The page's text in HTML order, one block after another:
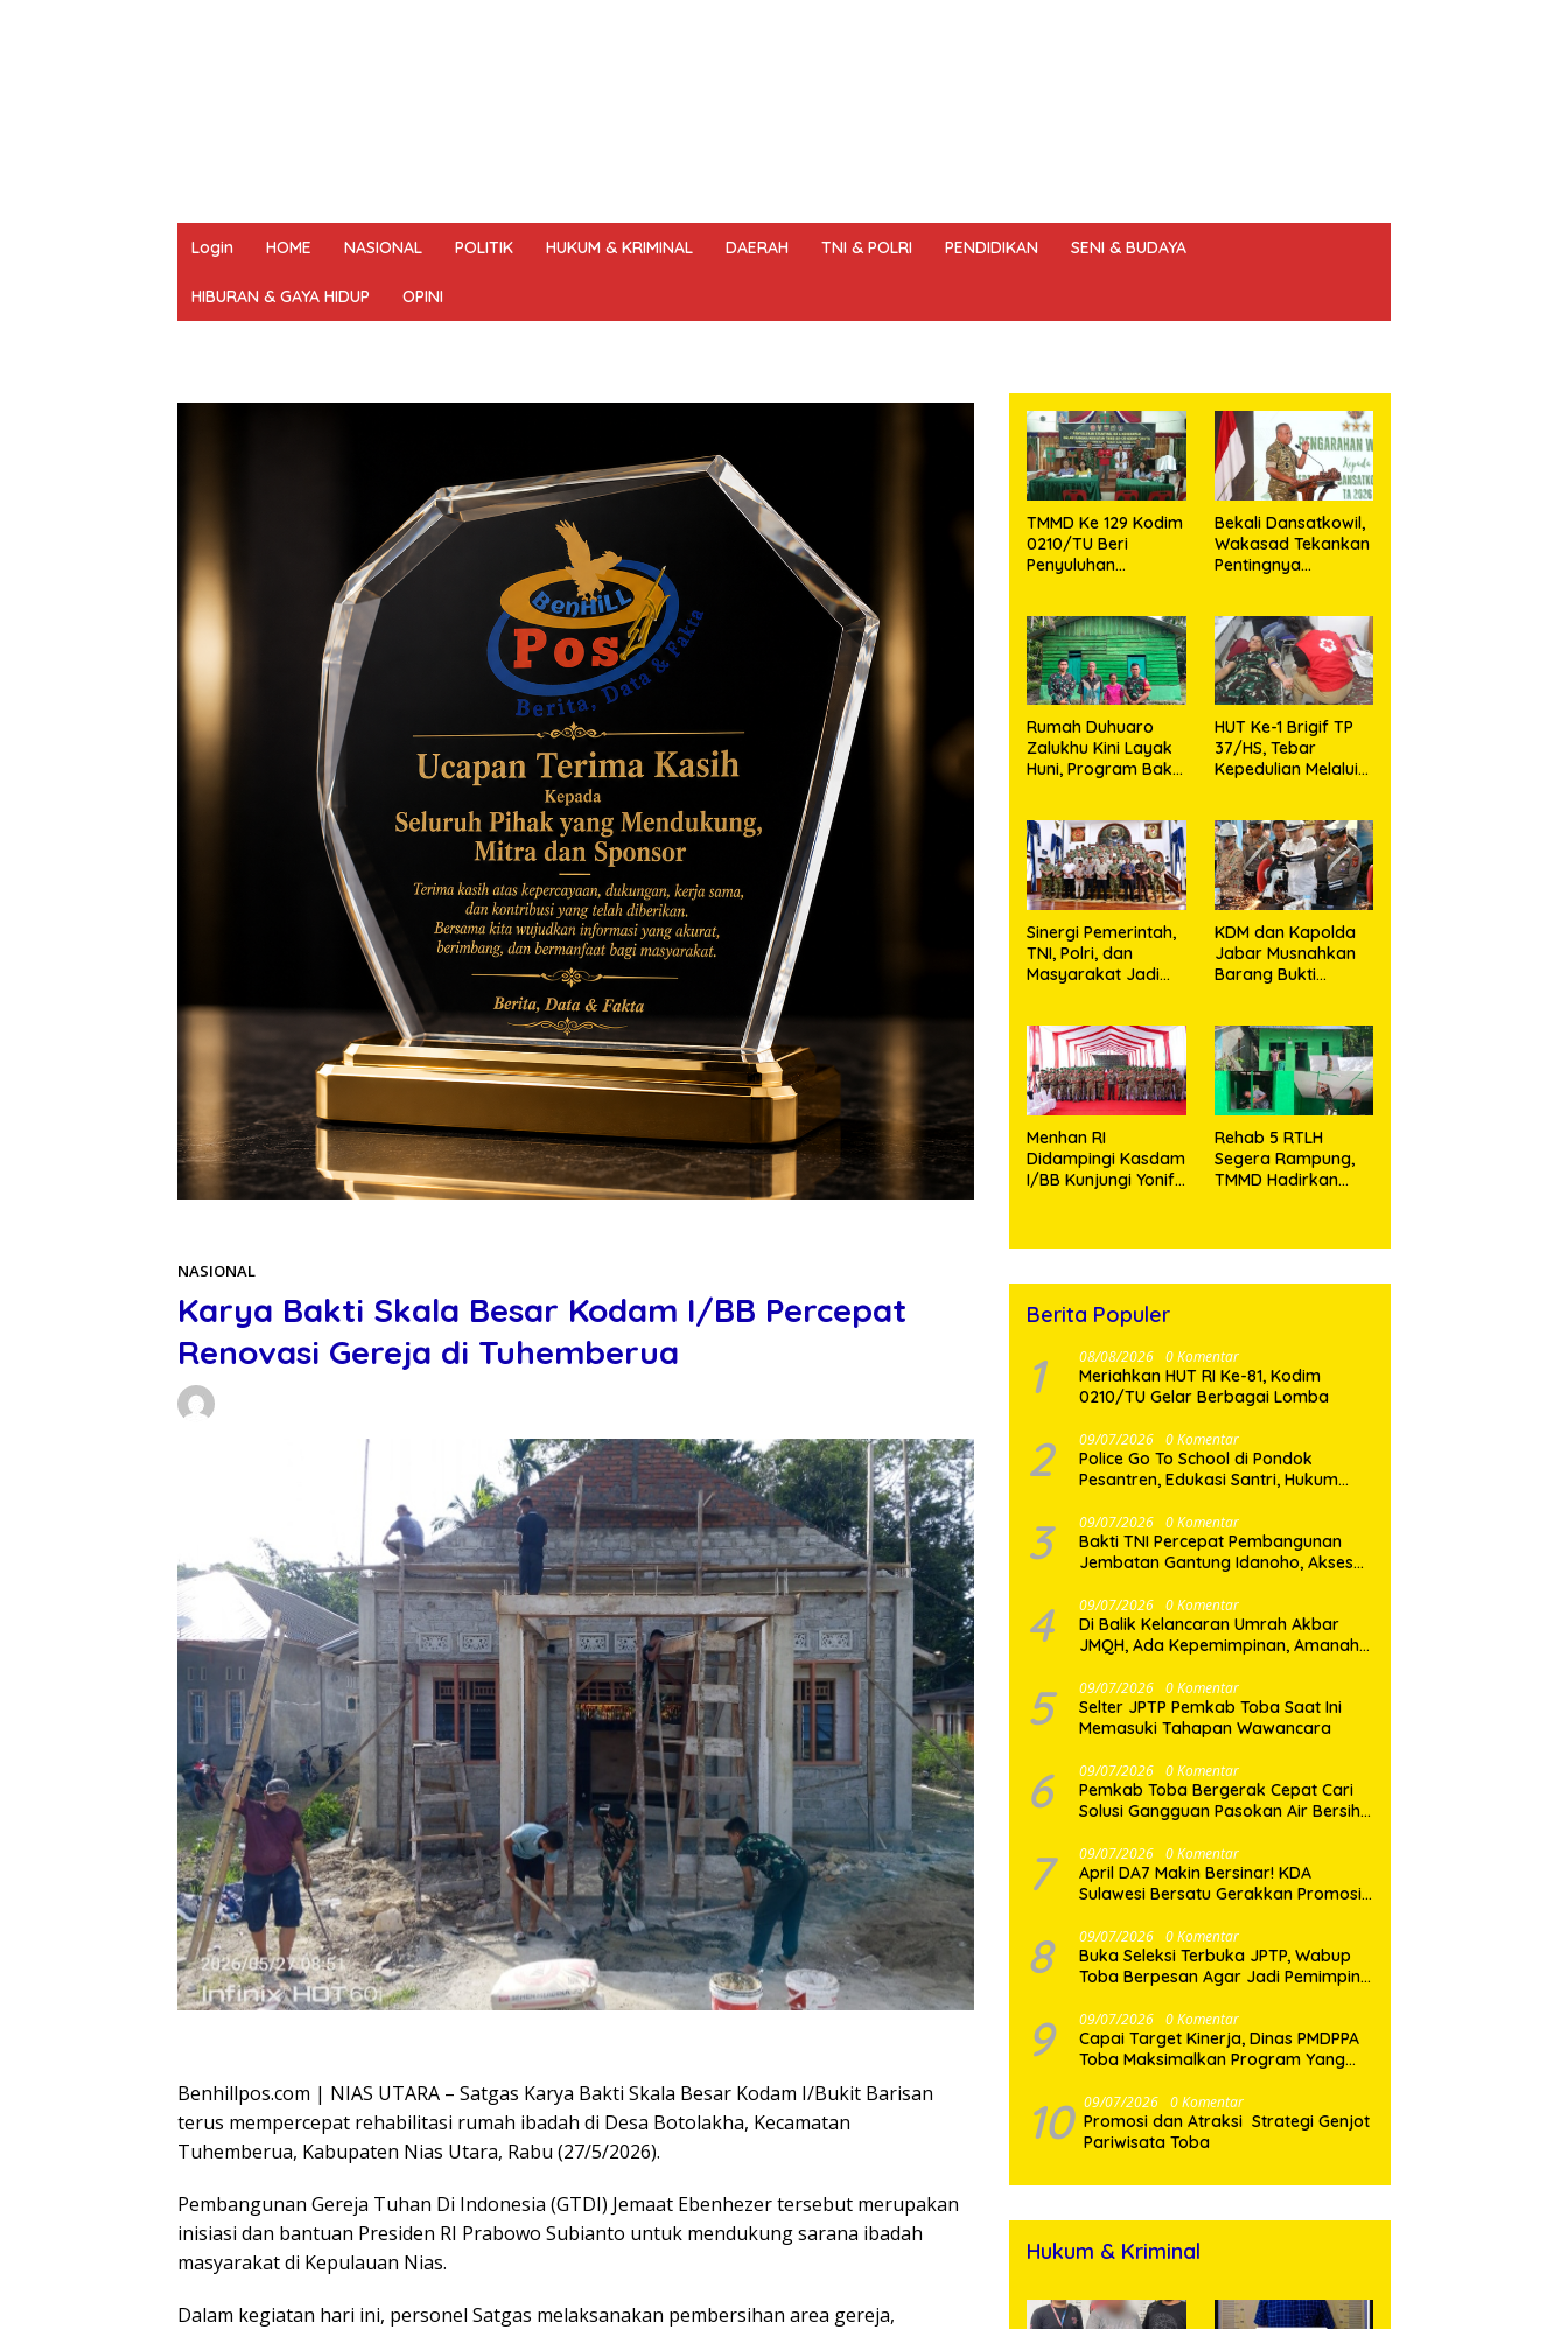
Login HOME NASIONAL POLITIK HUKUM & KRIMINAL DAERAH TNI & POLRI PENDIDIKAN SENI & BUDAYA
HIBURAN & GAYA HIDUP OPINI
NASIONAL
Karya Bakti Skala Besar Kodam I/BB Percepat
Renovasi Gereja di Tuhemberua
Benhillpos.com | NIAS UTARA – Satgas Karya Bakti Skala Besar Kodam I/Bukit Barisan
terus mempercepat rehabilitasi rumah ibadah di Desa Botolakha, Kecamatan
Tuhemberua, Kabupaten Nias Utara, Rabu (27/5/2026).
Pembangunan Gereja Tuhan Di Indonesia (GTDI) Jemaat Ebenhezer tersebut merupakan
inisiasi dan bantuan Presiden RI Prabowo Subianto untuk mendukung sarana ibadah
masyarakat di Kepulauan Nias.
Dalam kegiatan hari ini, personel Satgas melaksanakan pembersihan area gereja,
TMMD Ke 129 Kodim
0210/TU Beri
Penyuluhan
Stunting di Desa
Sijarango
Bekali Dansatkowil,
Wakasad Tekankan
Pentingnya
Rumah Duhuaro
Zalukhu Kini Layak
Huni, Program Bakti
Nias Utara
HUT Ke-1 Brigif TP
37/HS, Tebar
Kepedulian Melalui
Harapan Hidup Bagi
Yang
Membutuhkan
Sinergi Pemerintah,
TNI, Polri, dan
Masyarakat Jadi
Kondusif
KDM dan Kapolda
Jabar Musnahkan
Barang Bukti
Brong dan
Tramadol
Menhan RI
Didampingi Kasdam
I/BB Kunjungi Yonif
Rehab 5 RTLH
Segera Rampung,
TMMD Hadirkan
Berita Populer
1 08/08/2026 0 Komentar
Meriahkan HUT RI Ke-81, Kodim
0210/TU Gelar Berbagai Lomba
2 09/07/2026 0 Komentar
Police Go To School di Pondok
Pesantren, Edukasi Santri, Hukum
Muda
3 09/07/2026 0 Komentar
Bakti TNI Percepat Pembangunan
Jembatan Gantung Idanoho, Akses
Pulih
4 09/07/2026 0 Komentar
Di Balik Kelancaran Umrah Akbar
JMQH, Ada Kepemimpinan, Amanah,
5 09/07/2026 0 Komentar
Selter JPTP Pemkab Toba Saat Ini
Memasuki Tahapan Wawancara
6 09/07/2026 0 Komentar
Pemkab Toba Bergerak Cepat Cari
Solusi Gangguan Pasokan Air Bersih
7 09/07/2026 0 Komentar
April DA7 Makin Bersinar! KDA
Sulawesi Bersatu Gerakkan Promosi
8 09/07/2026 0 Komentar
Buka Seleksi Terbuka JPTP, Wabup
Toba Berpesan Agar Jadi Pemimpin
9 09/07/2026 0 Komentar
Capai Target Kinerja, Dinas PMDPPA
Toba Maksimalkan Program Yang
10 09/07/2026 0 Komentar
Promosi dan Atraksi Strategi Genjot
Pariwisata Toba
Hukum & Kriminal